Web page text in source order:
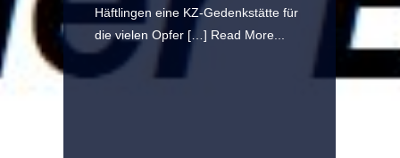
Häftlingen eine KZ-Gedenkstätte für
die vielen Opfer […] Read More...